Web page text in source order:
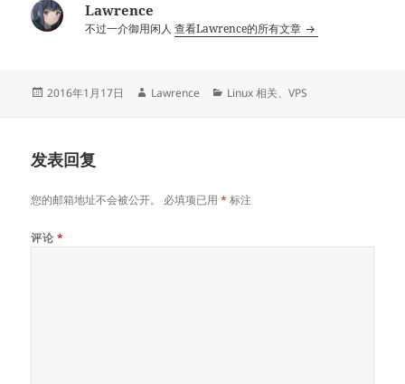
Lawrence
不过一介御用闲人查看Lawrence的所有文章
发
2016年1月17日
作
Lawrence
分
Linux 相关、VPS
发表回复
您的邮箱地址不会被公开。 必填项已用* 标注
评论 *